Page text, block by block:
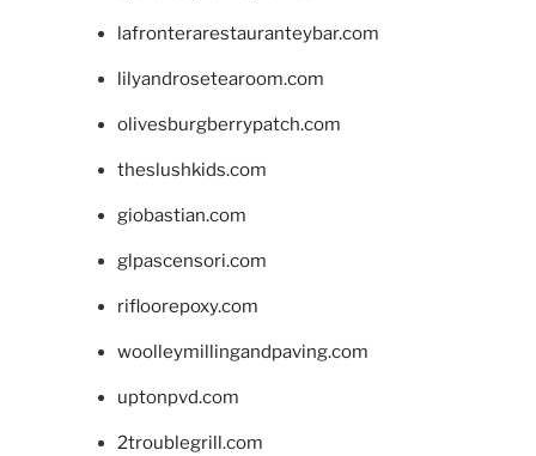
lafronterarestauranteybar.com
lilyandrosetearoom.com
olivesburgberrypatch.com
theslushkids.com
giobastian.com
glpascensori.com
rifloorepoxy.com
woolleymillingandpaving.com
uptonpvd.com
2troublegrill.com